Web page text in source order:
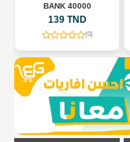
BANK 40000
139 TND
(0)